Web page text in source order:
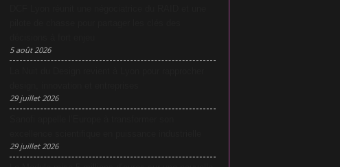
5 août 2026
29 juillet 2026
29 juillet 2026